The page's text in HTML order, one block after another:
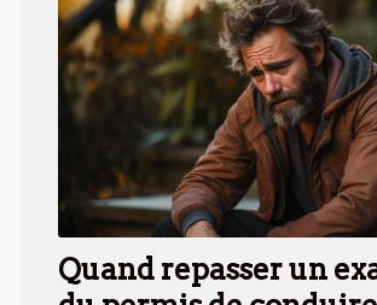
Quand repasser un